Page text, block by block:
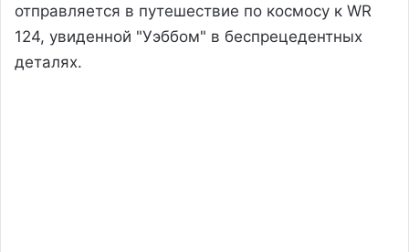
отправляется в путешествие по космосу к WR
124, увиденной "Уэббом" в беспрецедентных
деталях.